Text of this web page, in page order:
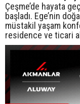
Çeşme’de hayata
başladı. Ege’nin
müstakil yaşam
residence ve ticari